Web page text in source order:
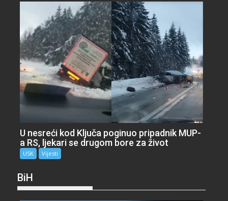
U nesreći kod Ključa poginuo pripadnik MUP-
a RS, ljekari se drugom bore za život
USK Vijesti
BiH